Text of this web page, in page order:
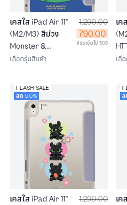
เคสใส iPad Air 11"
(M2/M3) สีม่วง
Monster &
Friends โซฟาคลับ
1,290.00
790.00
ประหยัดไป 500
เลือกรุ่นสินค้า
เค
เลื
FLASH SALE
ลด 50%
เคสใส iPad Air 11"
1,290.00
ล
เค